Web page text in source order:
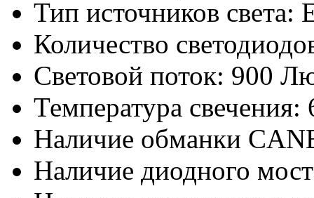
Тип источников света:
Количество
Световой поток: 900
Температура
Наличие обманки
Наличие диодного